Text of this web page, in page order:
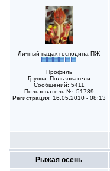
Личный пацак господина ПЖ
Профиль
Группа: Пользователи
Сообщений: 5411
Пользователь №: 51739
Регистрация: 16.05.2010 - 08:13
Рыжая осень